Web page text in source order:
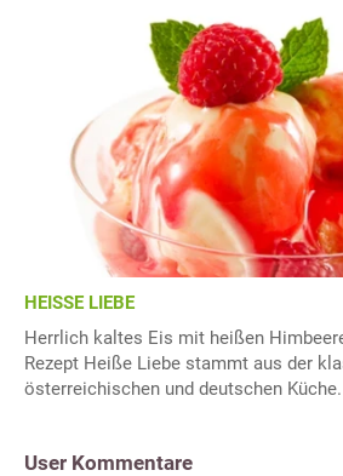
HEISSE LIEBE
Herrlich kaltes Eis mit heißen
Rezept Heiße Liebe stammt aus der
österreichischen und deutschen Küche.
User Kommentare